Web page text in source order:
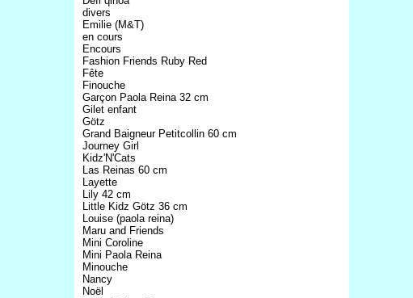
divers
Emilie (M&T)
en cours
Encours
Fashion Friends Ruby Red
Fête
Finouche
Garçon Paola Reina 32 cm
Gilet enfant
Götz
Grand Baigneur Petitcollin 60 cm
Journey Girl
Kidz'N'Cats
Las Reinas 60 cm
Layette
Lily 42 cm
Little Kidz Götz 36 cm
Louise (paola reina)
Maru and Friends
Mini Coroline
Mini Paola Reina
Minouche
Nancy
Noël